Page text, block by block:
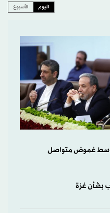
اليوم الأسبوع
وسط غموض متواصل
بشأن غزة